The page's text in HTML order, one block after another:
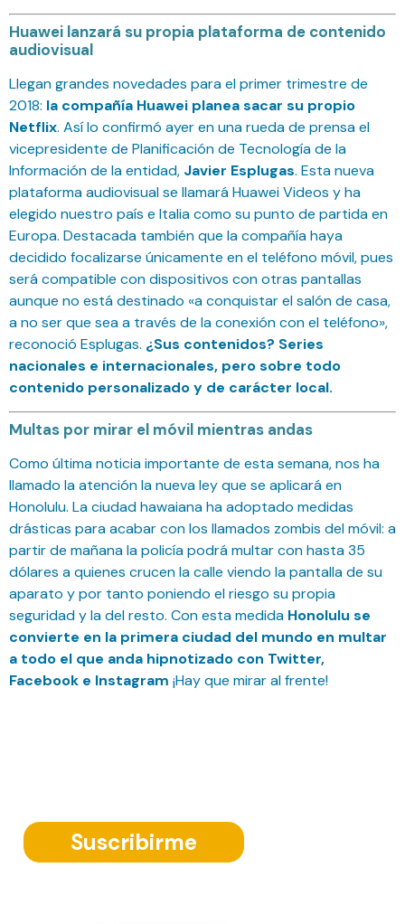
Huawei lanzará su propia plataforma de contenido
audiovisual
Llegan grandes novedades para el primer trimestre de
2018: la compañía Huawei planea sacar su propio
Netflix. Así lo confirmó ayer en una rueda de prensa el
vicepresidente de Planificación de Tecnología de la
Información de la entidad, Javier Esplugas. Esta nueva
plataforma audiovisual se llamará Huawei Videos y ha
elegido nuestro país e Italia como su punto de partida en
Europa. Destacada también que la compañía haya
decidido focalizarse únicamente en el teléfono móvil, pues
será compatible con dispositivos con otras pantallas
aunque no está destinado «a conquistar el salón de casa,
a no ser que sea a través de la conexión con el teléfono»,
reconoció Esplugas. ¿Sus contenidos? Series
nacionales e internacionales, pero sobre todo
contenido personalizado y de carácter local.
Multas por mirar el móvil mientras andas
Como última noticia importante de esta semana, nos ha
llamado la atención la nueva ley que se aplicará en
Honolulu. La ciudad hawaiana ha adoptado medidas
drásticas para acabar con los llamados zombis del móvil: a
partir de mañana la policía podrá multar con hasta 35
dólares a quienes crucen la calle viendo la pantalla de su
aparato y por tanto poniendo el riesgo su propia
seguridad y la del resto. Con esta medida Honolulu se
convierte en la primera ciudad del mundo en multar
a todo el que anda hipnotizado con Twitter,
Facebook e Instagram ¡Hay que mirar al frente!
Suscribirme